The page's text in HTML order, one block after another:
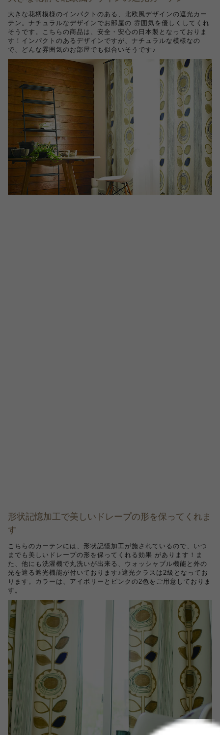
大きな花柄模様のインパクトのある、北欧風デザインの遮光カー
テン。ナチュラルなデザインでお部屋の 雰囲気を優しくしてくれ
そうです。こちらの商品は、安全・安心の日本製となっておりま
す！インパクトのあるデザインですが、ナチュラルな模様なの
で、どんな雰囲気のお部屋でも似合いそうです♪
形状記憶加工で美しいドレープの形を保ってくれま
す
こちらのカーテンには、形状記憶加工が施されているので、いつ
までも美しいドレープの形を保ってくれる効果 があります！ま
た、他にも洗濯機で丸洗いが出来る、ウォッシャブル機能と外の
光を遮る遮光機能が付いております♪遮光クラスは2級となってお
ります。カラーは、アイボリーとピンクの2色をご用意しておりま
す。